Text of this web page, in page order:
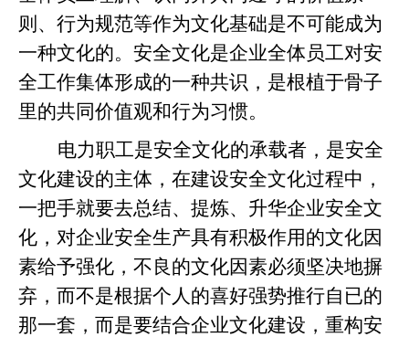
则、行为规范等作为文化基础是不可能成为
一种文化的。安全文化是企业全体员工对安
全工作集体形成的一种共识，是根植于骨子
里的共同价值观和行为习惯。
电力职工是安全文化的承载者，是安全
文化建设的主体，在建设安全文化过程中，
一把手就要去总结、提炼、升华企业安全文
化，对企业安全生产具有积极作用的文化因
素给予强化，不良的文化因素必须坚决地摒
弃，而不是根据个人的喜好强势推行自已的
那一套，而是要结合企业文化建设，重构安